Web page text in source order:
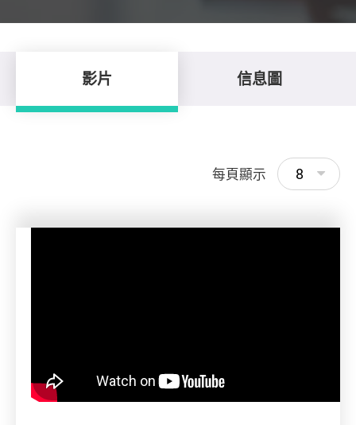
影片 信息圖
每頁顯示 8